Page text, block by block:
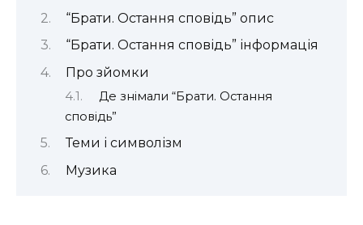
“Брати. Остання сповідь” опис
“Брати. Остання сповідь” інформація
Про зйомки
Де знімали “Брати. Остання
сповідь”
Теми і символізм
Музика